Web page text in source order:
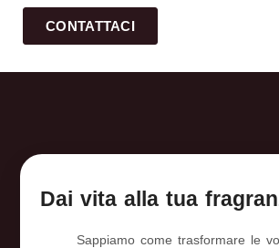
CONTATTACI
Dai vita alla tua
Sappiamo come trasformare le